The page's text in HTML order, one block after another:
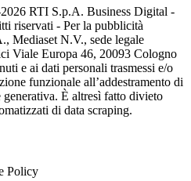
2026 RTI S.p.A. Business Digital -
riservati - Per la pubblicità
Mediaset N.V., sede legale
Viale Europa 46, 20093 Cologno
e ai dati personali trasmessi e/o
funzionale all’addestramento di
È altresì fatto divieto
di data scraping.
Policy